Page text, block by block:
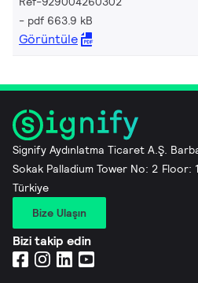
pdf 663.9 kB
Görüntüle
Signify Aydınlatma Ticaret A.Ş.
Sokak Palladium Tower No: 2 Floor:
Türkiye
Bize Ulaşın
Bizi takip edin